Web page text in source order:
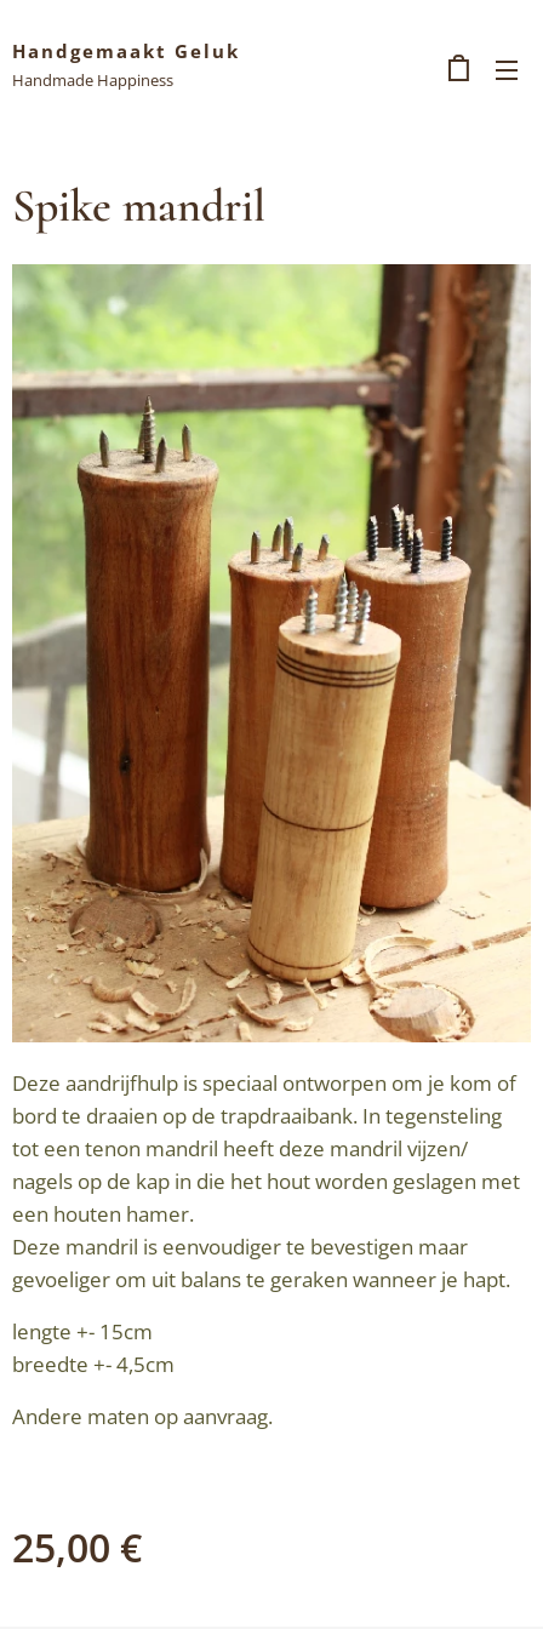
Handgemaakt Geluk
Handmade Happiness
Spike mandril
Deze aandrijfhulp is speciaal ontworpen om je kom of
bord te draaien op de trapdraaibank. In tegensteling
tot een tenon mandril heeft deze mandril vijzen/
nagels op de kap in die het hout worden geslagen met
een houten hamer.
Deze mandril is eenvoudiger te bevestigen maar
gevoeliger om uit balans te geraken wanneer je hapt.
lengte +- 15cm
breedte +- 4,5cm
Andere maten op aanvraag.
25,00 €